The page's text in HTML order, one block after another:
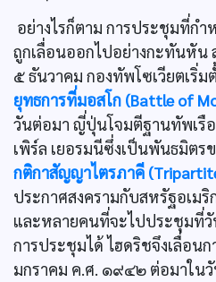
อย่างไรก็ตาม การประชุมที่ก
ถูกเลื่อนออกไปอย่างกะทันหัน
๕ ธันวาคม กองทัพโซเวียตเริ่
ยุทธการที่มอสโก (Battle of
วันต่อมา ญี่ปุ่นโจมตีฐานทัพเรื
เพิร์ล เยอรมนีซึ่งเป็นพันธมิต
กติกาสัญญาไตรภาคี
ประกาศสงครามกับสหรัฐอเม
และหลายคนที่จะไปประชุมที่วั
การประชุมได้ ไฮดริชจึงเลื่อน
มกราคม ค.ศ. ๑๙๔๒ ต่อมาใน